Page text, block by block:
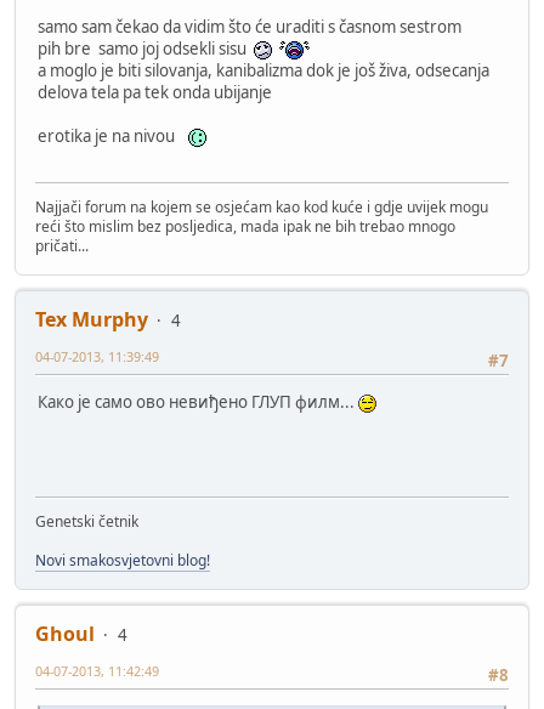
samo sam čekao da vidim što će uraditi s časnom sestrom
pih bre samo joj odsekli sisu
a moglo je biti silovanja, kanibalizma dok je još živa, odsecanja
delova tela pa tek onda ubijanje
erotika je na nivou
Najjači forum na kojem se osjećam kao kod kuće i gdje uvijek mogu
reći što mislim bez posljedica, mada ipak ne bih trebao mnogo
pričati...
Tex Murphy
4
#7
04-07-2013, 11:39:49
Како је само ово невиђено ГЛУП филм...
Genetski četnik
Novi smakosvjetovni blog!
Ghoul
4
#8
04-07-2013, 11:42:49